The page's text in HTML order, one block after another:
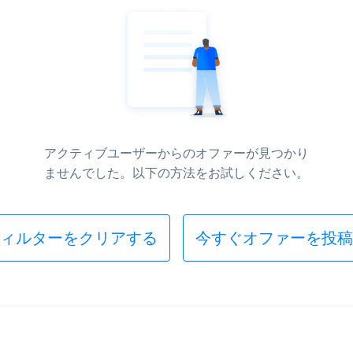
アクティブユーザーからのオファーが見つかり
ませんでした。以下の方法をお試しください。
ルターをクリアする 今すぐオファーを投